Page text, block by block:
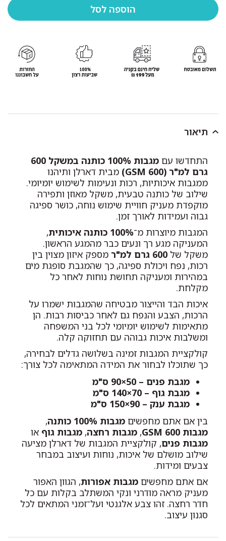
תיאור
התחדשו עם
מגבות 100% כותנה במשקל 600
גרם למ"ר (600 GSM)
מבית דארלן ותיהנו
ממגבות איכותיות, רכות ונעימות לשימוש יומיומי.
שילוב של כותנה טבעית, משקל מאוזן ותפירה
מוקפדת מעניק חוויית שימוש נוחה, כושר ספיגה
גבוה ועמידות לאורך זמן.
המגבות מיוצרות מ־100% כותנה איכותית
,
המעניקה מגע רך ונעים כבר מהמגע הראשון.
משקל של 600 גרם למ"ר
מספק איזון מצוין בין
רכות, נפח ויכולת ספיגה, כך שהמגבת סופגת מים
במהירות ומעניקה תחושת נוחות לאחר כל
מקלחת.
איכות הבד והייצור מבטיחה שהמגבות ישמרו על
הרכות, הצבע והנפח גם לאחר כביסות רבות. הן
מתאימות לשימוש יומיומי לכל בני המשפחה
ומשלבות איכות גבוהה עם תחזוקה קלה.
קולקציית המגבות זמינה בשלושה גדלים לבחירה,
כך שתוכלו לבחור את המידה המתאימה לכל צורך:
מגבת פנים – 50×90 ס"מ
מגבת גוף – 70×140 ס"מ
מגבת ענק – 90×150 ס"מ
בין אם אתם מחפשים מגבות 100% כותנה
,
מגבות 600 GSM
, מגבות רחצה, מגבות גוף או
מגבות פנים, קולקציית המגבות של דארלן מציעה
שילוב מושלם של איכות, נוחות ועיצוב במבחר
צבעים ומידות.
אם אתם מחפשים מגבות אפורות, הגוון האפור
מעניק מראה מודרני ונקי המשתלב בקלות עם כל
חדר רחצה. זהו צבע אלגנטי ועל־זמני המתאים לכל
סגנון עיצוב.